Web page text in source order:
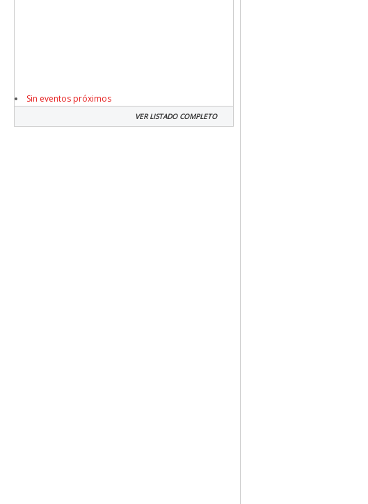
Sin eventos próximos
VER LISTADO COMPLETO